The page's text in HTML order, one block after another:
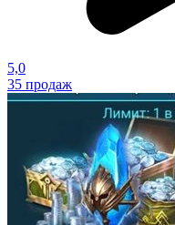
5,0
35 продаж